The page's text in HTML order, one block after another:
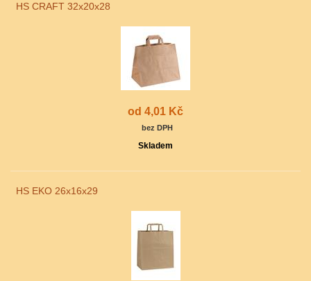
HS CRAFT 32x20x28
od 4,01 Kč
bez DPH
Skladem
HS EKO 26x16x29